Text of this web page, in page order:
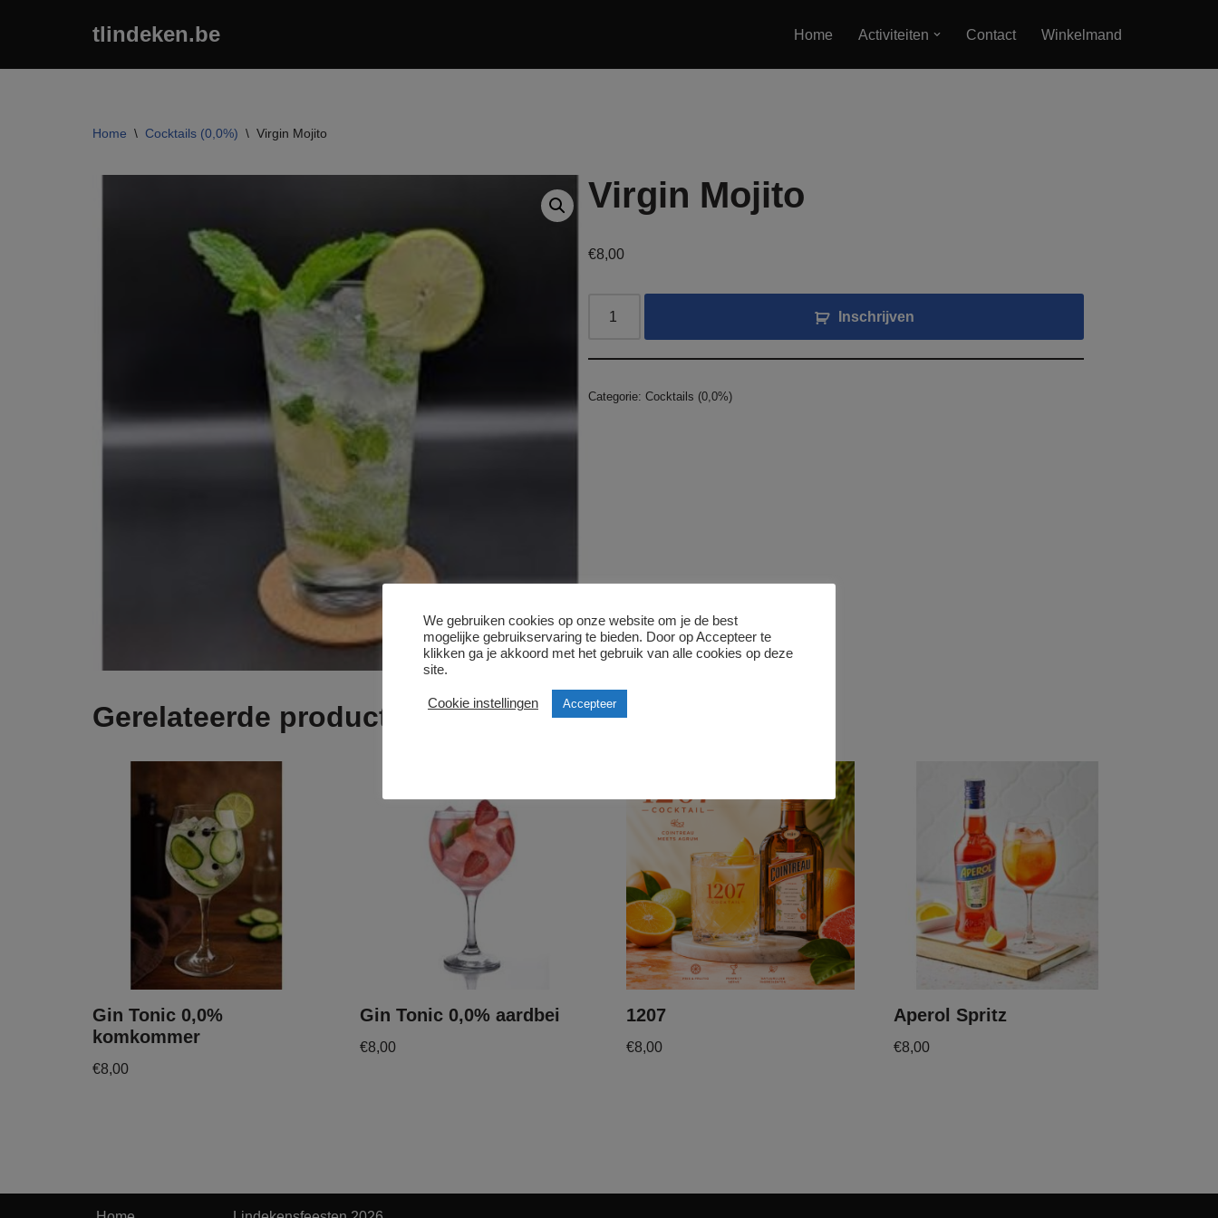
tlindeken.be Home Activiteiten Contact Winkelmand
Home \ Cocktails (0,0%) \ Virgin Mojito
Virgin Mojito
€8,00
Inschrijven
Categorie:Cocktails (0,0%)
Gerelateerde producten
Gin Tonic 0,0%
komkommer
€8,00
Gin Tonic 0,0% aardbei
€8,00
1207
€8,00
Aperol Spritz
€8,00
We gebruiken cookies op onze website om je de best
mogelijke gebruikservaring te bieden. Door op Accepteer te
klikken ga je akkoord met het gebruik van alle cookies op deze
site.
Cookie instellingen Accepteer